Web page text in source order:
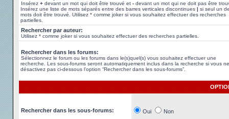
Insérez + devant un mot qui doit être trouvé et - devant un mot qui ne doit pas être
Insérez une liste de mots séparés entre des barres verticales discontinues | si seul un
mots doit être trouvé. Utilisez * comme joker si vous souhaitez effectuer des recherches
partielles.
Rechercher par auteur:
Utilisez * comme joker si vous souhaitez effectuer des recherches partielles.
Rechercher dans les forums:
Sélectionnez le forum ou les forums dans le(s)quel(s) vous souhaitez effectuer une
recherche. Les sous-forums seront automatiquement inclus dans la recherche si vous ne
désactivez pas ci-dessous l’option “Rechercher dans les sous-forums”.
Rechercher dans les sous-forums: Oui Non